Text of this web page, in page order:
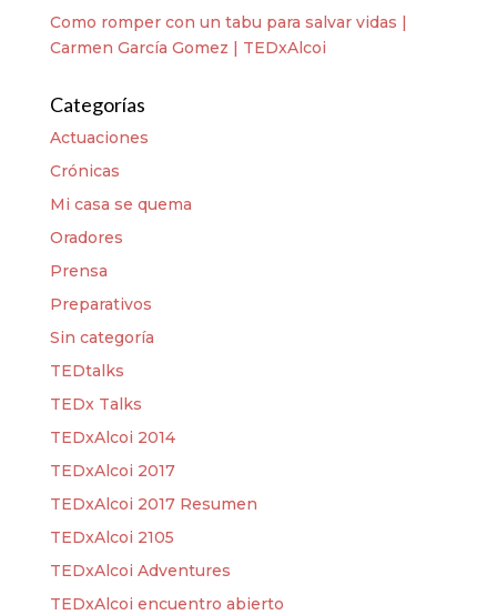
Como romper con un tabu para salvar vidas |
Carmen García Gomez | TEDxAlcoi
Categorías
Actuaciones
Crónicas
Mi casa se quema
Oradores
Prensa
Preparativos
Sin categoría
TEDtalks
TEDx Talks
TEDxAlcoi 2014
TEDxAlcoi 2017
TEDxAlcoi 2017 Resumen
TEDxAlcoi 2105
TEDxAlcoi Adventures
TEDxAlcoi encuentro abierto